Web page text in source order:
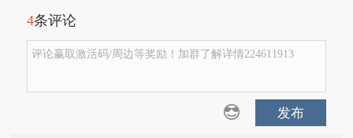
4条评论
评论赢取激活码/周边等奖励！加群了解详情224611913
发布